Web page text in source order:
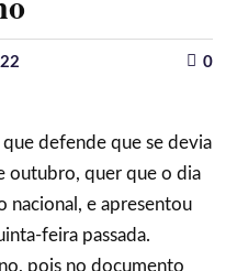
0
defende que se devia
outubro, quer que o dia
nacional, e apresentou
feira passada.
pois no documento